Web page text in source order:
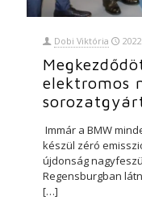
Dobi Viktória
elektromos
Immár a BMW
készül zéró
újdonság
Regensburgban
[…]